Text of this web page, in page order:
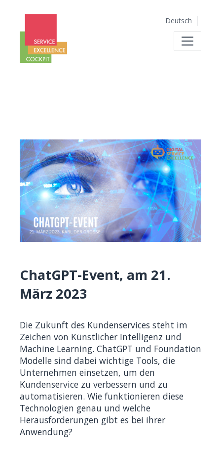
Deutsch
ChatGPT-Event, am 21.
März 2023
Die Zukunft des Kundenservices steht im
Zeichen von Künstlicher Intelligenz und
Machine Learning. ChatGPT und Foundation
Modelle sind dabei wichtige Tools, die
Unternehmen einsetzen, um den
Kundenservice zu verbessern und zu
automatisieren. Wie funktionieren diese
Technologien genau und welche
Herausforderungen gibt es bei ihrer
Anwendung?